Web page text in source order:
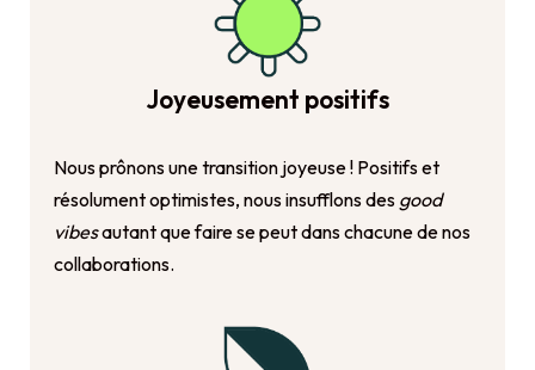
Joyeusement positifs
Nous prônons une transition joyeuse ! Positifs et
résolument optimistes, nous insufflons des good
vibesautant que faire se peut dans chacune de nos
collaborations.